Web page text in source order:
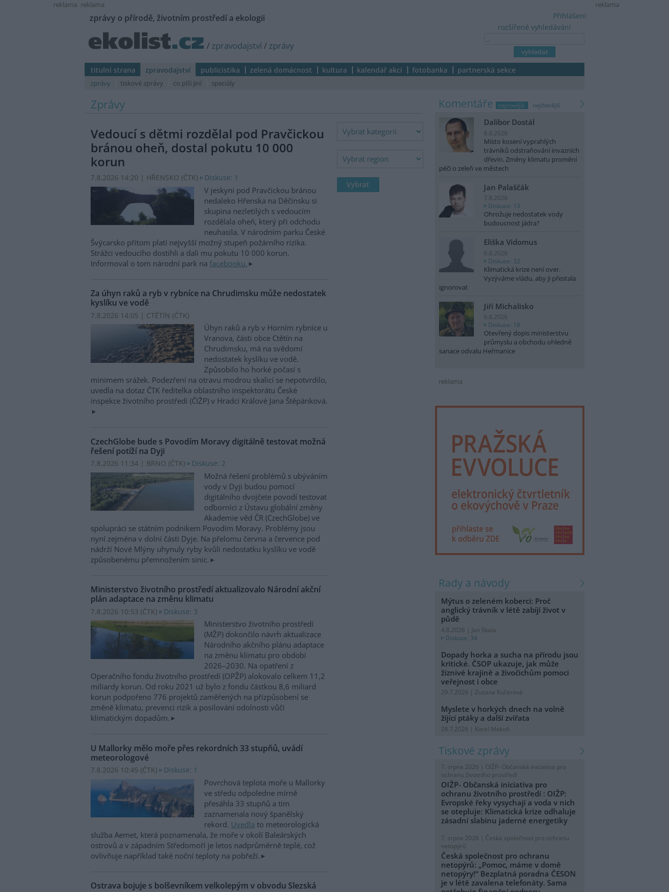
reklama
reklama reklama
zprávy o přírodě, životním prostředí a ekologii
/ zpravodajství/ zprávy
rozšířené vyhledávání
Přihlášení
titulní strana zpravodajství publicistika zelená domácnost kultura kalendář akcí fotobanka partnerská sekce
zprávy tiskové zprávy co píší jiní speciály
Zprávy
Vedoucí s dětmi rozdělal pod Pravčickou
bránou oheň, dostal pokutu 10 000
korun
7.8.2026 14:20 | HŘENSKO (ČTK) Diskuse: 1
V jeskyni pod Pravčickou bránou
nedaleko Hřenska na Děčínsku si
skupina nezletilých s vedoucím
rozdělala oheň, který při odchodu
neuhasila. V národním parku České
Švýcarsko přitom platí nejvyšší možný stupeň požárního rizika.
Strážci vedoucího dostihli a dali mu pokutu 10 000 korun.
Informoval o tom národní park na facebooku.
Za úhyn raků a ryb v rybníce na Chrudimsku může nedostatek
kyslíku ve vodě
7.8.2026 14:05 | CTĚTÍN (ČTK)
Úhyn raků a ryb v Horním rybníce u
Vranova, části obce Ctětín na
Chrudimsku, má na svědomí
nedostatek kyslíku ve vodě.
Způsobilo ho horké počasí s
minimem srážek. Podezření na otravu modrou skalicí se nepotvrdilo,
uvedla na dotaz ČTK ředitelka oblastního inspektorátu České
inspekce životního prostředí (ČIŽP) v Hradci Králové Jana Štěpánková.
CzechGlobe bude s Povodím Moravy digitálně testovat možná
řešení potíží na Dyji
7.8.2026 11:34 | BRNO (ČTK) Diskuse: 2
Možná řešení problémů s ubýváním
vody v Dyji budou pomocí
digitálního dvojčete povodí testovat
odborníci z Ústavu globální změny
Akademie věd ČR (CzechGlobe) ve
spolupráci se státním podnikem Povodím Moravy. Problémy jsou
nyní zejména v dolní části Dyje. Na přelomu června a července pod
nádrží Nové Mlýny uhynuly ryby kvůli nedostatku kyslíku ve vodě
způsobenému přemnožením sinic.
Ministerstvo životního prostředí aktualizovalo Národní akční
plán adaptace na změnu klimatu
7.8.2026 10:53 (ČTK) Diskuse: 3
Ministerstvo životního prostředí
(MŽP) dokončilo návrh aktualizace
Národního akčního plánu adaptace
na změnu klimatu pro období
2026–2030. Na opatření z
Operačního fondu životního prostředí (OPŽP) alokovalo celkem 11,2
miliardy korun. Od roku 2021 už bylo z fondu částkou 8,6 miliard
korun podpořeno 776 projektů zaměřených na přizpůsobení se
změně klimatu, prevenci rizik a posilování odolnosti vůči
klimatickým dopadům.
U Mallorky mělo moře přes rekordních 33 stupňů, uvádí
meteorologové
7.8.2026 10:45 (ČTK) Diskuse: 1
Povrchová teplota moře u Mallorky
ve středu odpoledne mírně
přesáhla 33 stupňů a tím
zaznamenala nový španělský
rekord. Uvedla to meteorologická
služba Aemet, která poznamenala, že moře v okolí Baleárských
ostrovů a v západním Středomoří je letos nadprůměrně teplé, což
ovlivňuje například také noční teploty na pobřeží.
Ostrava bojuje s bolševníkem velkolepým v obvodu Slezská
komentáře nejnovější nejčtenější
Dalibor Dostál
8.8.2026
Místo kosení vyprahlých
trávníků odstraňování invazních
dřevin. Změny klimatu promění
péči o zeleň ve městech
Jan Palaščák
7.8.2026
Diskuse: 13
Ohrožuje nedostatek vody
budoucnost jádra?
Eliška Vidomus
6.8.2026
Diskuse: 32
Klimatická krize není over.
Vyzýváme vládu, aby ji přestala
ignorovat
Jiří Michalisko
6.8.2026
Diskuse: 18
Otevřený dopis ministerstvu
průmyslu a obchodu ohledně
sanace odvalu Heřmanice
reklama
rady a návody
Mýtus o zeleném koberci: Proč
anglický trávník v létě zabíjí život v
půdě
4.8.2026 | Jan Skala
Diskuse: 34
Dopady horka a sucha na přírodu jsou
kritické. ČSOP ukazuje, jak může
žíznivé krajině a živočichům pomoci
veřejnost i obce
29.7.2026 | Zuzana Kučerová
Myslete v horkých dnech na volně
žijící ptáky a další zvířata
28.7.2026 | Karel Makoň
tiskové zprávy
7. srpna 2026 | OIŽP- Občanská iniciativa pro
ochranu životního prostředí
OIŽP- Občanská iniciativa pro
ochranu životního prostředí : OIŽP:
Evropské řeky vysychají a voda v nich
se otepluje: Klimatická krize odhaluje
zásadní slabinu jaderné energetiky
7. srpna 2026 | Česká společnost pro ochranu
netopýrů
Česká společnost pro ochranu
netopýrů: „Pomoc, máme v domě
netopýry!“ Bezplatná poradna ČESON
je v létě zavalena telefonáty. Sama